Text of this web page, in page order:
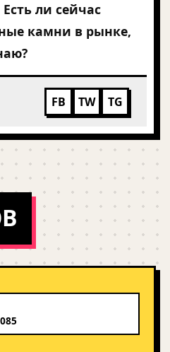
ли сейчас
камни в рынке,
FB TW TG